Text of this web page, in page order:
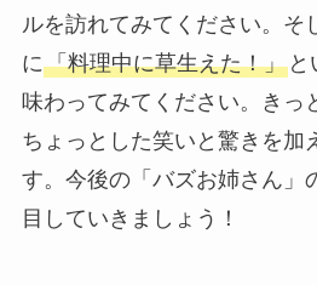
ルを訪れてみてください。そ
に「料理中に草生えた！」と
味わってみてください。きっ
ちょっとした笑いと驚きを加
す。今後の「バズお姉さん」
目していきましょう！